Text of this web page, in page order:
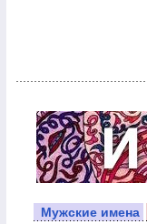
Мужские имена